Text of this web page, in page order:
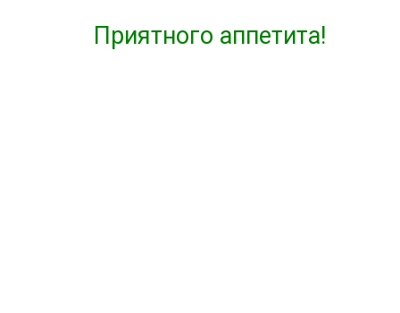
Приятного аппетита!